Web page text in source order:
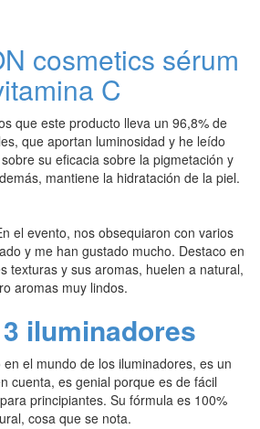
cosmetics sérum
C
que este producto lleva un 96,8% de
que aportan luminosidad y he leído
su eficacia sobre la pigmetación y
mantiene la hidratación de la piel.
el evento, nos obsequiaron con varios
y me han gustado mucho. Destaco en
texturas y sus aromas, huelen a natural,
aromas muy lindos.
iluminadores
el mundo de los iluminadores, es un
cuenta, es genial porque es de fácil
principiantes. Su fórmula es 100%
cosa que se nota.